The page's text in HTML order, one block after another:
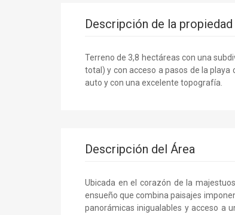
Descripción de la propiedad
Terreno de 3,8 hectáreas con una
total) y con acceso a pasos de la playa
auto y con una excelente topografía.
Descripción del Área
Ubicada en el corazón de la
ensueño que combina paisajes
panorámicas inigualables y acceso a